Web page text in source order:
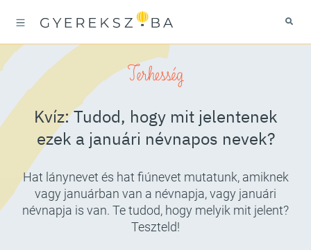
Terhesség
Kvíz: Tudod, hogy mit jelentenek
ezek a januári névnapos nevek?
Hat lánynevet és hat fiúnevet mutatunk, amiknek
vagy januárban van a névnapja, vagy januári
névnapja is van. Te tudod, hogy melyik mit jelent?
Teszteld!